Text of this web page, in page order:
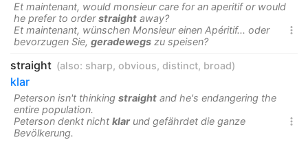
Et maintenant, would monsieur care for an aperitif or would
he prefer to orderstraight away?

Et maintenant, wünschen Monsieur einen Apéritif... oder
bevorzugen Sie, geradewegs zu speisen?
straight (also: sharp, obvious, distinct, broad)
klar
Peterson isn't thinking straight and he's endangering the
entire population.

Peterson denkt nicht klarund gefährdet die ganze
Bevölkerung.